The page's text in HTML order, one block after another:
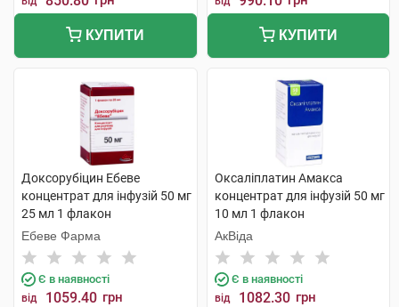
КУПИТИ КУПИТИ
Доксорубіцин Ебеве
концентрат для інфузій 50 мг
25 мл 1 флакон
Ебеве Фарма
Є в наявності
від 1059.40 грн
Оксаліплатин Амакса
концентрат для інфузій 50 мг
10 мл 1 флакон
АкВіда
Є в наявності
від 1082.30 грн